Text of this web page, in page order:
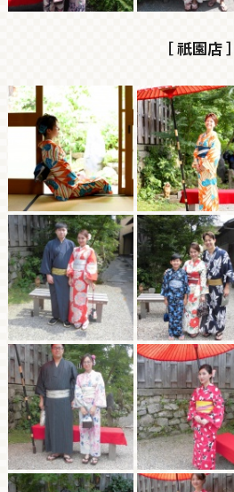
［ 祇園店 ］